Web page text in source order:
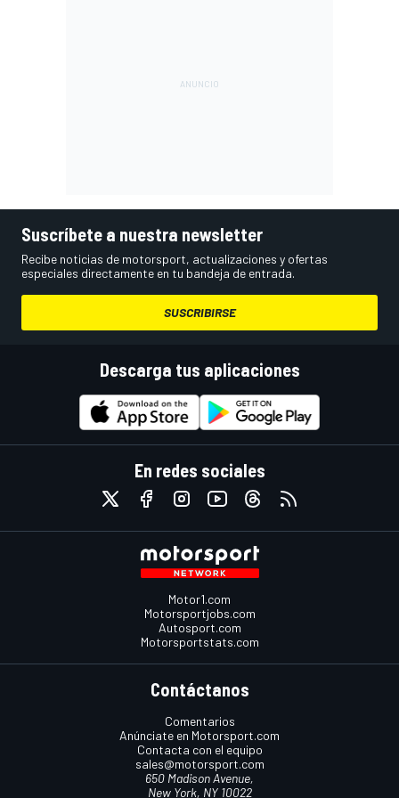
Suscríbete a nuestra newsletter
Recibe noticias de motorsport, actualizaciones y ofertas
especiales directamente en tu bandeja de entrada.
SUSCRIBIRSE
Descarga tus aplicaciones
En redes sociales
Motor1.com
Motorsportjobs.com
Autosport.com
Motorsportstats.com
Contáctanos
Comentarios
Anúnciate en Motorsport.com
Contacta con el equipo
sales@motorsport.com
650 Madison Avenue,
New York, NY 10022